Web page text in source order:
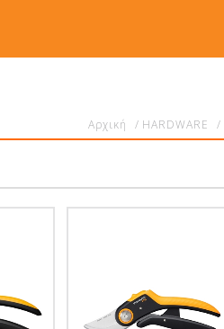
Αρχική / HARDWARE /